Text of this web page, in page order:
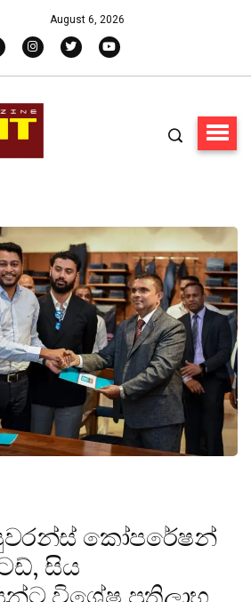
August 6, 2026
කෝපරේෂන්
සිය
විශේෂ ප්‍රතිලාභ